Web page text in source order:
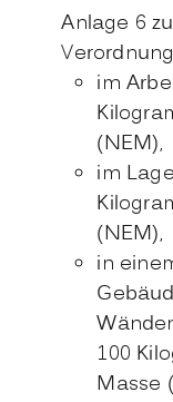
Anlage 6
im
(NEM),
im
(NEM),
in
100
Masse